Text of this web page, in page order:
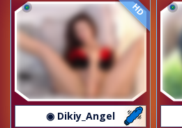
HD
◉ Dikiy_Angel